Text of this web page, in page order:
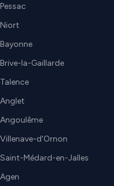
Pessac
Niort
Bayonne
Brive-la-Gaillarde
Talence
Anglet
Angoulême
Villenave-d'Ornon
Saint-Médard-en-Jalles
Agen